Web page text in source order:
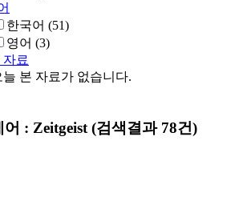
한국어 (51)
영어 (3)
자료
늘 본 자료가 없습니다.
어 : Zeitgeist (검색결과 78건)